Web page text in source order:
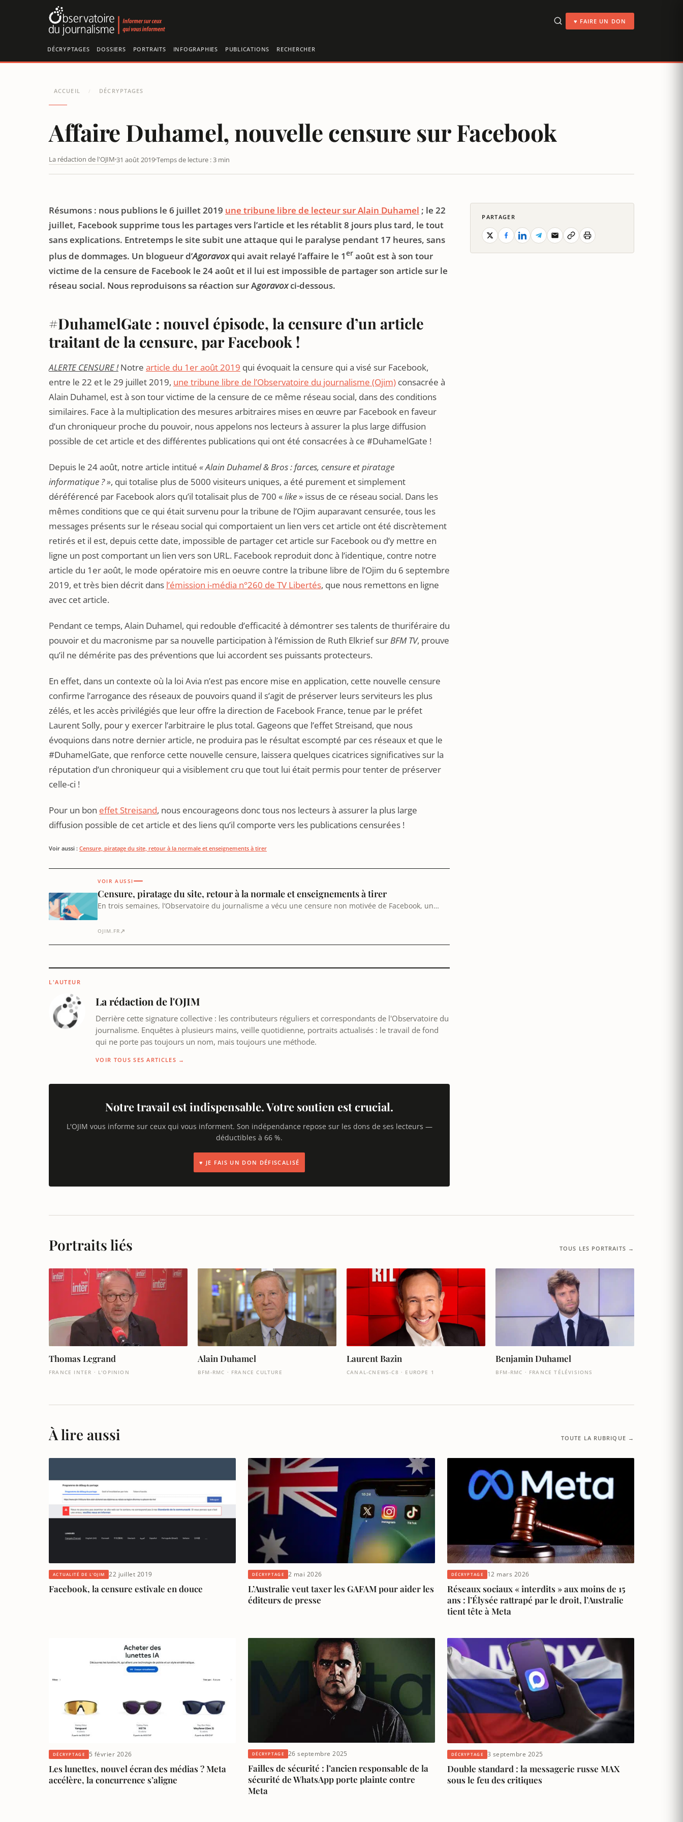
♥ FAIRE UN DON
DÉCRYPTAGES DOSSIERS PORTRAITS INFOGRAPHIES PUBLICATIONS RECHERCHER
ACCUEIL / DÉCRYPTAGES
Affaire Duhamel, nouvelle censure sur Facebook
La rédaction de l'OJIM 31 août 2019Temps de lecture : 3 min
AFFAIRE DUHAMEL, NOUVELLE CENSURE SUR FACEBOOK
Résumons : nous publions le 6 juillet 2019 une tribune libre de lecteur sur Alain Duhamel ; le 22
juillet, Facebook supprime tous les partages vers l’article et les rétablit 8 jours plus tard, le tout
sans explications. Entretemps le site subit une attaque qui le paralyse pendant 17 heures, sans
plus de dommages. Un blogueur d’Agoravoxqui avait relayé l’affaire le 1er août est à son tour
victime de la censure de Facebook le 24 août et il lui est impossible de partager son article sur le
réseau social. Nous reproduisons sa réaction sur Agoravoxci-dessous.
#DuhamelGate : nouvel épisode, la censure d’un article
traitant de la censure, par Facebook !
ALERTE CENSURE !Notre article du 1er août 2019 qui évoquait la censure qui a visé sur Facebook,
entre le 22 et le 29 juillet 2019, une tribune libre de l’Observatoire du journalisme (Ojim) consacrée à
Alain Duhamel, est à son tour victime de la censure de ce même réseau social, dans des conditions
similaires. Face à la multiplication des mesures arbitraires mises en œuvre par Facebook en faveur
d’un chroniqueur proche du pouvoir, nous appelons nos lecteurs à assurer la plus large diffusion
possible de cet article et des différentes publications qui ont été consacrées à ce #DuhamelGate !
Depuis le 24 août, notre article intitué « Alain Duhamel & Bros : farces, censure et piratage
informatique ? », qui totalise plus de 5000 visiteurs uniques, a été purement et simplement
déréférencé par Facebook alors qu’il totalisait plus de 700 «like » issus de ce réseau social. Dans les
mêmes conditions que ce qui était survenu pour la tribune de l’Ojim auparavant censurée, tous les
messages présents sur le réseau social qui comportaient un lien vers cet article ont été discrètement
retirés et il est, depuis cette date, impossible de partager cet article sur Facebook ou d’y mettre en
ligne un post comportant un lien vers son URL. Facebook reproduit donc à l’identique, contre notre
article du 1er août, le mode opératoire mis en oeuvre contre la tribune libre de l’Ojim du 6 septembre
2019, et très bien décrit dans l’émission i-média n°260 de TV Libertés, que nous remettons en ligne
avec cet article.
Pendant ce temps, Alain Duhamel, qui redouble d’efficacité à démontrer ses talents de thuriféraire du
pouvoir et du macronisme par sa nouvelle participation à l’émission de Ruth Elkrief surBFM TV, prouve
qu’il ne démérite pas des préventions que lui accordent ses puissants protecteurs.
En effet, dans un contexte où la loi Avia n’est pas encore mise en application, cette nouvelle censure
confirme l’arrogance des réseaux de pouvoirs quand il s’agit de préserver leurs serviteurs les plus
zélés, et les accès privilégiés que leur offre la direction de Facebook France, tenue par le préfet
Laurent Solly, pour y exercer l’arbitraire le plus total. Gageons que l’effet Streisand, que nous
évoquions dans notre dernier article, ne produira pas le résultat escompté par ces réseaux et que le
#DuhamelGate, que renforce cette nouvelle censure, laissera quelques cicatrices significatives sur la
réputation d’un chroniqueur qui a visiblement cru que tout lui était permis pour tenter de préserver
celle-ci !
Pour un bon effet Streisand, nous encourageons donc tous nos lecteurs à assurer la plus large
diffusion possible de cet article et des liens qu’il comporte vers les publications censurées !
Voir aussi : Censure, piratage du site, retour à la normale et enseignements à tirer
VOIR AUSSI
Censure, piratage du site, retour à la normale et enseignements à tirer
En trois semaines, l’Observatoire du journalisme a vécu une censure non motivée de Facebook, un
OJIM.FR ↗
L'AUTEUR
La rédaction de l'OJIM
Derrière cette signature collective : les contributeurs réguliers et correspondants de l'Observatoire du
journalisme. Enquêtes à plusieurs mains, veille quotidienne, portraits actualisés : le travail de fond
qui ne porte pas toujours un nom, mais toujours une méthode.
VOIR TOUS SES ARTICLES →
Notre travail est indispensable. Votre soutien est crucial.
L'OJIM vous informe sur ceux qui vous informent. Son indépendance repose sur les dons de ses lecteurs —
déductibles à 66 %.
♥ JE FAIS UN DON DÉFISCALISÉ
PARTAGER
Portraits liés TOUS LES PORTRAITS →
Thomas Legrand
FRANCE INTER · L'OPINION
Alain Duhamel
BFM-RMC · FRANCE CULTURE
Laurent Bazin
CANAL-CNEWS-C8 · EUROPE 1
Benjamin Duhamel
BFM-RMC · FRANCE TÉLÉVISIONS
À lire aussi TOUTE LA RUBRIQUE →
ACTUALITÉ DE L'OJIM 22 juillet 2019
Facebook, la censure estivale en douce
DÉCRYPTAGE 2 mai 2026
L’Australie veut taxer les GAFAM pour aider les
éditeurs de presse
DÉCRYPTAGE 12 mars 2026
Réseaux sociaux « interdits » aux moins de 15
ans : l’Élysée rattrapé par le droit, l’Australie
tient tête à Meta
DÉCRYPTAGE 5 février 2026
Les lunettes, nouvel écran des médias ? Meta
accélère, la concurrence s’aligne
DÉCRYPTAGE 26 septembre 2025
Failles de sécurité : l’ancien responsable de la
sécurité de WhatsApp porte plainte contre
Meta
DÉCRYPTAGE 3 septembre 2025
Double standard : la messagerie russe MAX
sous le feu des critiques
Panneau de gestion des cookies